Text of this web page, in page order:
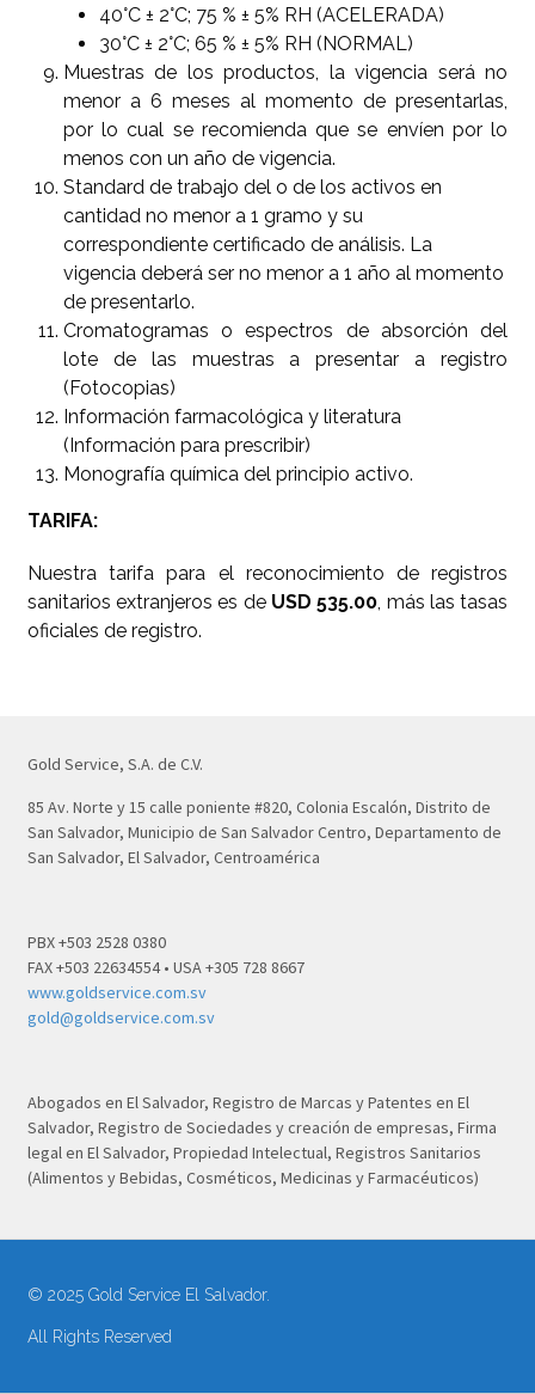
40°C ± 2°C; 75 % ± 5% RH (ACELERADA)
30°C ± 2°C; 65 % ± 5% RH (NORMAL)
Muestras de los productos, la vigencia será no
menor a 6 meses al momento de presentarlas,
por lo cual se recomienda que se envíen por lo
menos con un año de vigencia.
Standard de trabajo del o de los activos en
cantidad no menor a 1 gramo y su
correspondiente certificado de análisis. La
vigencia deberá ser no menor a 1 año al momento
de presentarlo.
Cromatogramas o espectros de absorción del
lote de las muestras a presentar a registro
(Fotocopias)
Información farmacológica y literatura
(Información para prescribir)
Monografía química del principio activo.
TARIFA:
Nuestra tarifa para el reconocimiento de registros
sanitarios extranjeros es de USD 535.00 , más las tasas
oficiales de registro.
Gold Service, S.A. de C.V.
85 Av. Norte y 15 calle poniente #820, Colonia Escalón, Distrito de
San Salvador, Municipio de San Salvador Centro, Departamento de
San Salvador, El Salvador, Centroamérica
PBX +503 2528 0380
FAX +503 22634554 • USA +305 728 8667
www.goldservice.com.sv
gold@goldservice.com.sv
Abogados en El Salvador, Registro de Marcas y Patentes en El
Salvador, Registro de Sociedades y creación de empresas, Firma
legal en El Salvador, Propiedad Intelectual, Registros Sanitarios
(Alimentos y Bebidas, Cosméticos, Medicinas y Farmacéuticos)
© 2025 Gold Service El Salvador.
All Rights Reserved